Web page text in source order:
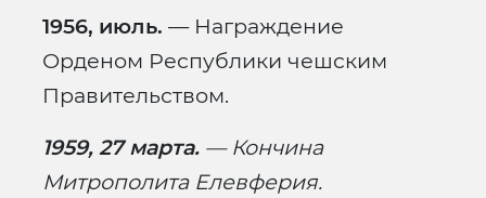
1956, июль. — Награждение
Орденом Республики чешским
Правительством.
1959, 27 марта. — Кончина
Митрополита Елевферия.